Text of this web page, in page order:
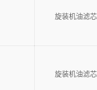
旋装机油滤芯
旋装机油滤芯